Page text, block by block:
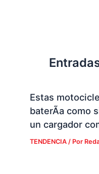
Estas
baterÃ­a como
un cargador
TENDENCIA/ Por